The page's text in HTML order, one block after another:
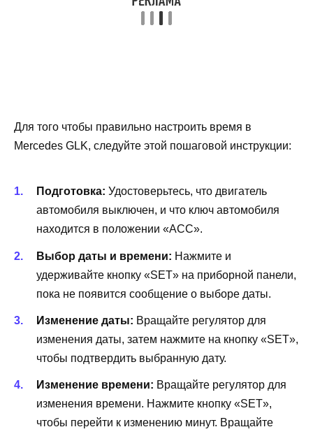
Для того чтобы правильно настроить время в
Mercedes GLK, следуйте этой пошаговой инструкции:
Подготовка: Удостоверьтесь, что двигатель
автомобиля выключен, и что ключ автомобиля
находится в положении «ACC».
Выбор даты и времени: Нажмите и
удерживайте кнопку «SET» на приборной панели,
пока не появится сообщение о выборе даты.
Изменение даты: Вращайте регулятор для
изменения даты, затем нажмите на кнопку «SET»,
чтобы подтвердить выбранную дату.
Изменение времени: Вращайте регулятор для
изменения времени. Нажмите кнопку «SET»,
чтобы перейти к изменению минут. Вращайте